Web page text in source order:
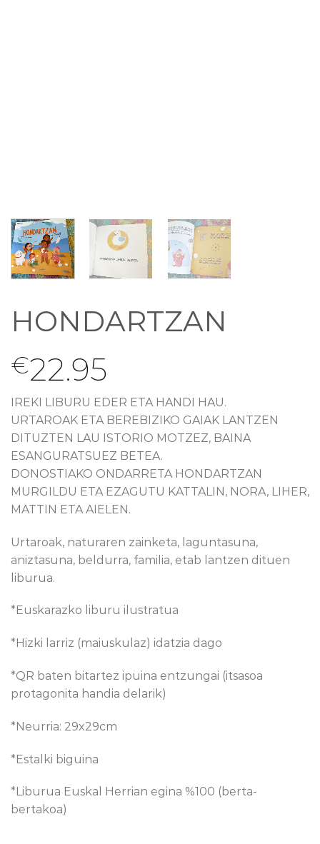
HONDARTZAN
€22.95
IREKI LIBURU EDER ETA HANDI HAU.
URTAROAK ETA BEREBIZIKO GAIAK LANTZEN
DITUZTEN LAU ISTORIO MOTZEZ, BAINA
ESANGURATSUEZ BETEA.
DONOSTIAKO ONDARRETA HONDARTZAN
MURGILDU ETA EZAGUTU KATTALIN, NORA, LIHER,
MATTIN ETA AIELEN.
Urtaroak, naturaren zainketa, laguntasuna,
aniztasuna, beldurra, familia, etab lantzen dituen
liburua.
*Euskarazko liburu ilustratua
*Hizki larriz (maiuskulaz) idatzia dago
*QR baten bitartez ipuina entzungai (itsasoa
protagonita handia delarik)
*Neurria: 29x29cm
*Estalki biguina
*Liburua Euskal Herrian egina %100 (berta-
bertakoa)